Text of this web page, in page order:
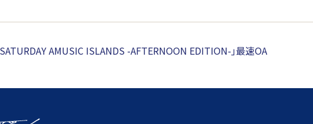
AMUSIC ISLANDS -AFTERNOON EDITION-｣最速OA